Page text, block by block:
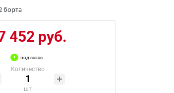
борта
452 руб.
под заказ
Количество
шт